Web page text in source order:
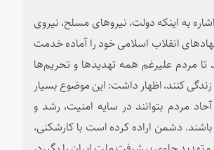
به اینکه دولت، نیروهای مسلح، نیروی
انقلاب اسلامی خود را آماده خدمت
تا مردم علیرغم همه تهدیدها و تحریم‌ها
زندگی کنند، اظهار داشت: این موضوع بسیار
مردم بتوانند در سایه امنیت، رشد و
دشمن اراده کرده است با کارشکنی،